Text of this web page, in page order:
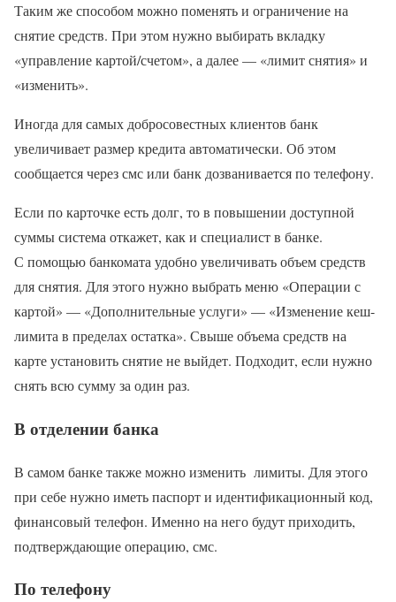
Таким же способом можно поменять и ограничение на
снятие средств. При этом нужно выбирать вкладку
«управление картой/счетом», а далее — «лимит снятия» и
«изменить».
Иногда для самых добросовестных клиентов банк
увеличивает размер кредита автоматически. Об этом
сообщается через смс или банк дозванивается по телефону.
Если по карточке есть долг, то в повышении доступной
суммы система откажет, как и специалист в банке.
С помощью банкомата удобно увеличивать объем средств
для снятия. Для этого нужно выбрать меню «Операции с
картой» — «Дополнительные услуги» — «Изменение кеш-
лимита в пределах остатка». Свыше объема средств на
карте установить снятие не выйдет. Подходит, если нужно
снять всю сумму за один раз.
В отделении банка
В самом банке также можно изменить лимиты. Для этого
при себе нужно иметь паспорт и идентификационный код,
финансовый телефон. Именно на него будут приходить,
подтверждающие операцию, смс.
По телефону